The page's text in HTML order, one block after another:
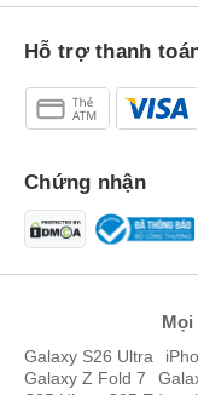
Đánh giá Samsung
Cùng mình đánh giá
Thiết kế: mỏng nhẹ
Samsung Galaxy S26
ngay từ lần đầu tiên.
trước và rõ ràng nhẹ
biệt khi dùng Galaxy
Hỗ trợ thanh
Chứng nhận
Galaxy S26 Ultra
Galaxy Z Fold 7